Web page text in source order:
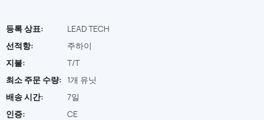
등록 상표:
LEAD TECH
선적항:
주하이
지불:
T/T
최소 주문 수량: 1개 유닛
배송 시간:
7일
인증:
CE